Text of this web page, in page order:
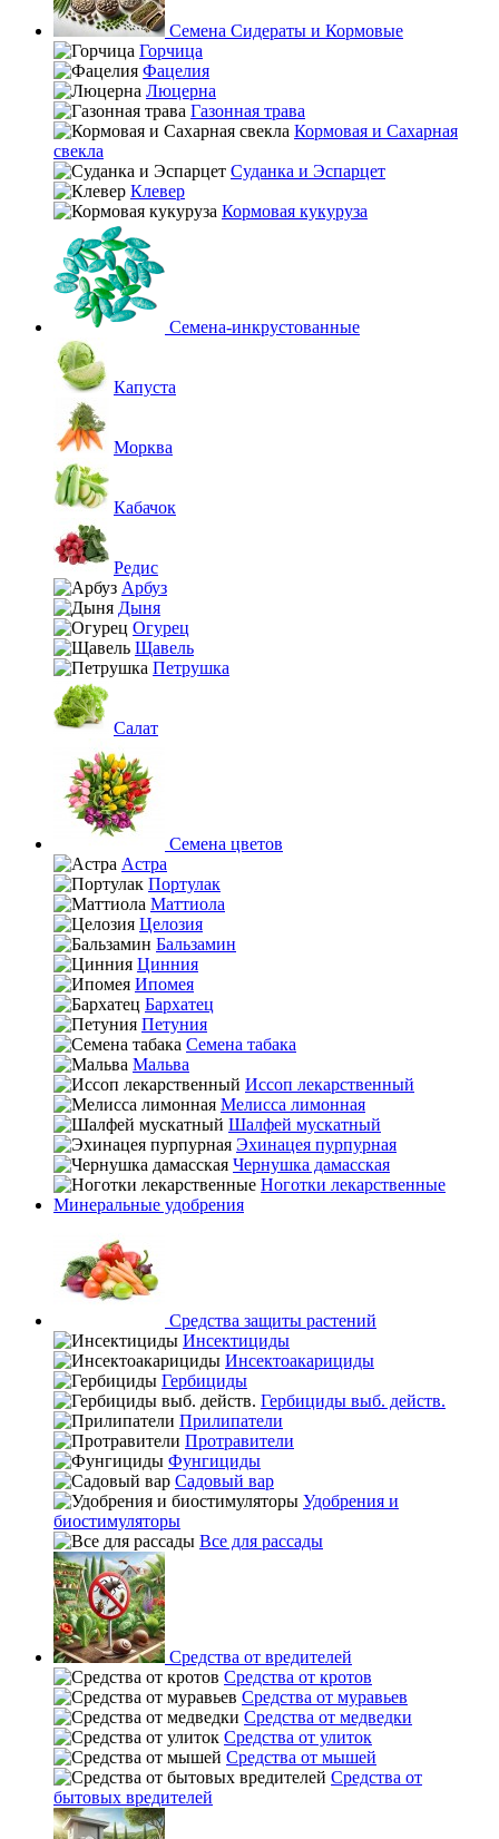
Семена Сидераты и Кормовые
Горчица
Фацелия
Люцерна
Газонная трава
Кормовая и Сахарная
свекла
Суданка и Эспарцет
Клевер
Кормовая кукуруза
Семена-инкрустованные
Капуста
Морква
Кабачок
Редис
Арбуз
Дыня
Огурец
Щавель
Петрушка
Салат
Семена цветов
Астра
Портулак
Маттиола
Целозия
Бальзамин
Цинния
Ипомея
Бархатец
Петуния
Семена табака
Мальва
Иссоп лекарственный
Мелисса лимонная
Шалфей мускатный
Эхинацея пурпурная
Чернушка дамасская
Ноготки лекарственные
Минеральные удобрения
Средства защиты растений
Инсектициды
Инсектоакарициды
Гербициды
Гербициды выб. действ.
Прилипатели
Протравители
Фунгициды
Садовый вар
Удобрения и
биостимуляторы
Все для рассады
Средства от вредителей
Средства от кротов
Средства от муравьев
Средства от медведки
Средства от улиток
Средства от мышей
Средства от
бытовых вредителей